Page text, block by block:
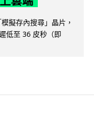
擬存內搜尋」晶片，
低至 36 皮秒（即